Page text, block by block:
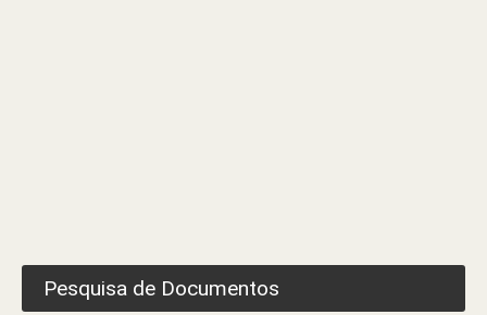
Pesquisa de Documentos